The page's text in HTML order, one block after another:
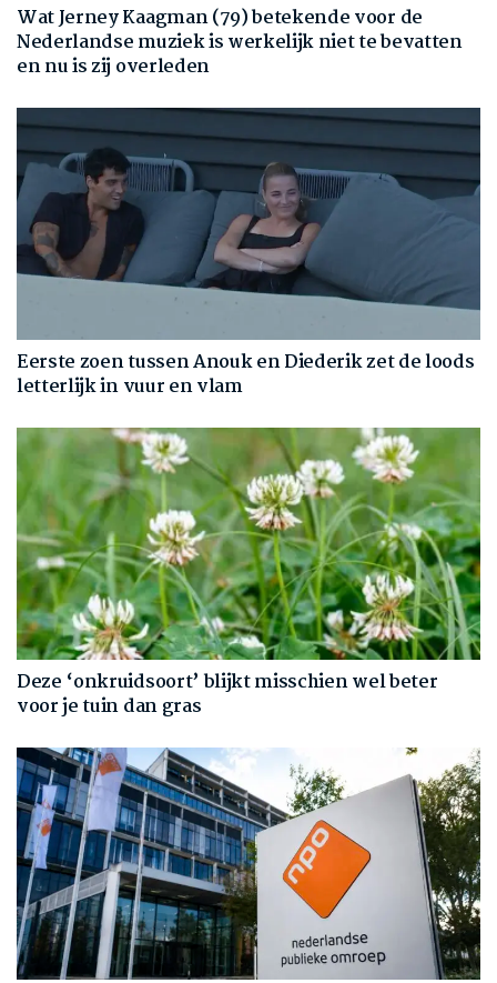
Wat Jerney Kaagman (79) betekende voor de
Nederlandse muziek is werkelijk niet te bevatten
en nu is zij overleden
Eerste zoen tussen Anouk en Diederik zet de loods
letterlijk in vuur en vlam
Deze ‘onkruidsoort’ blijkt misschien wel beter
voor je tuin dan gras